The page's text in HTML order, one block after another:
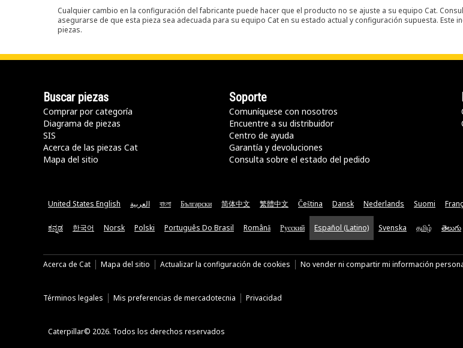
Cualquier cambio en la configuración del fabricante puede hacer que el producto no se ajuste a su equipo Cat.
asegurarse de que esta pieza sea adecuada para su equipo Cat en su estado actual y configuración supuesta.
piezas.
Buscar piezas
Comprar por categoría
Diagrama de piezas
SIS
Acerca de las piezas Cat
Mapa del sitio
Soporte
Comuníquese con nosotros
Encuentre a su distribuidor
Centro de ayuda
Garantía y devoluciones
Consulta sobre el estado del pedido
United States English العربية বাংলা Български 简体中文 繁體中文 Čeština Dansk Nederlands Suomi
ಕನ್ನಡ 한국어 Norsk Polski Português Do Brasil Română Русский Español (Latino) Svenska தமிழ் తెలుగు
Acerca de Cat Mapa del sitio Actualizar la configuración de cookies No vender ni compartir mi información
Términos legales Mis preferencias de mercadotecnia Privacidad
Caterpillar© 2026. Todos los derechos reservados